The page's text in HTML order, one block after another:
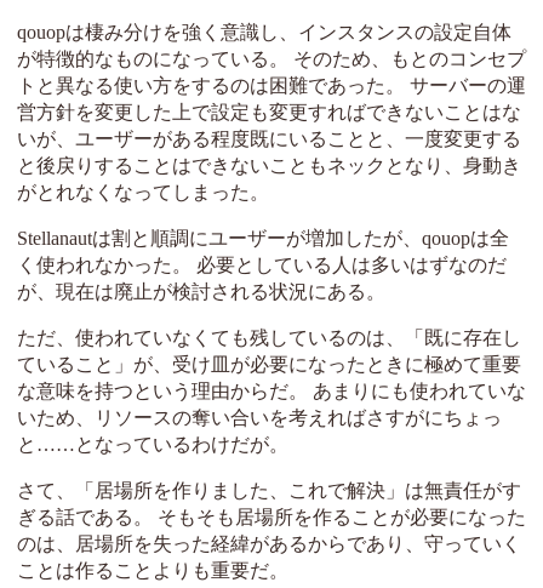
qouopは棲み分けを強く意識し、インスタンスの設定自体
が特徴的なものになっている。 そのため、もとのコンセプ
トと異なる使い方をするのは困難であった。 サーバーの運
営方針を変更した上で設定も変更すればできないことはな
いが、ユーザーがある程度既にいることと、一度変更する
と後戻りすることはできないこともネックとなり、身動き
がとれなくなってしまった。
Stellanautは割と順調にユーザーが増加したが、qouopは全
く使われなかった。 必要としている人は多いはずなのだ
が、現在は廃止が検討される状況にある。
ただ、使われていなくても残しているのは、「既に存在し
ていること」が、受け皿が必要になったときに極めて重要
な意味を持つという理由からだ。 あまりにも使われていな
いため、リソースの奪い合いを考えればさすがにちょっ
と……となっているわけだが。
さて、「居場所を作りました、これで解決」は無責任がす
ぎる話である。 そもそも居場所を作ることが必要になった
のは、居場所を失った経緯があるからであり、守っていく
ことは作ることよりも重要だ。